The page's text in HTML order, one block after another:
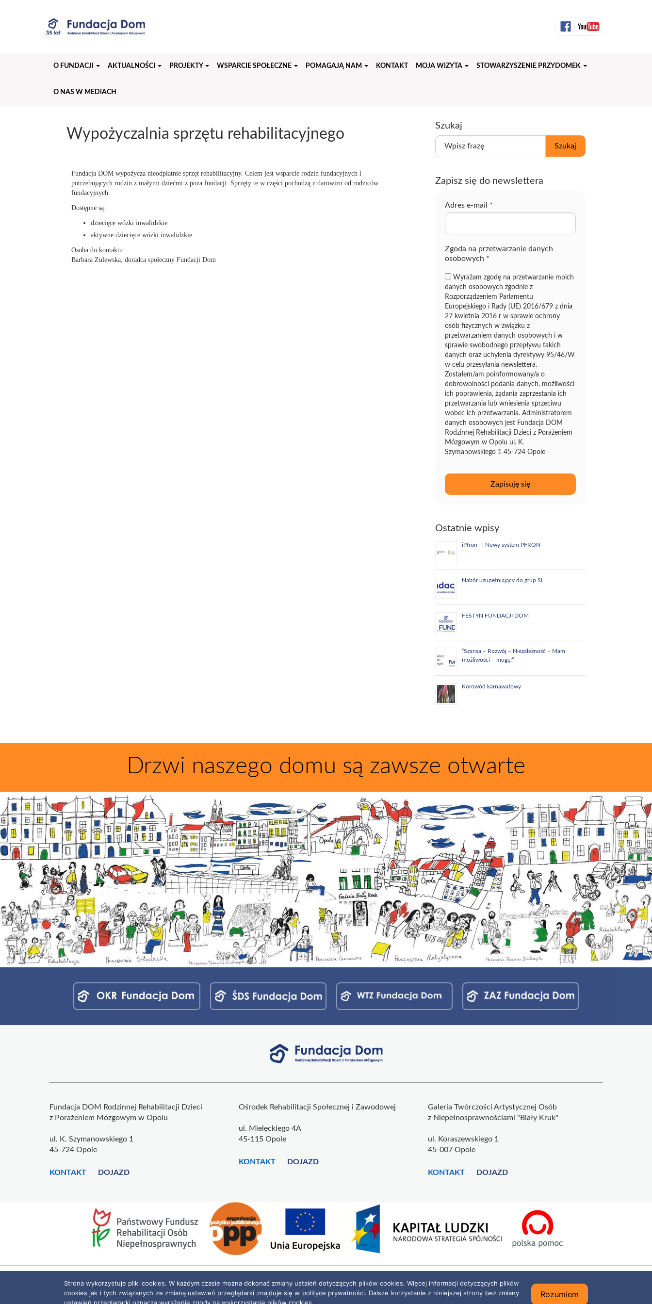
O FUNDACJI AKTUALNOŚCI PROJEKTY WSPARCIE SPOŁECZNE POMAGAJĄ NAM KONTAKT MOJA WIZYTA STOWARZYSZENIE PRZYDOMEK
O NAS W MEDIACH
Wypożyczalnia sprzętu rehabilitacyjnego
Fundacja DOM wypożycza nieodpłatnie sprzęt rehabilitacyjny. Celem jest wsparcie rodzin fundacyjnych i
potrzebujących rodzin z małymi dziećmi z poza fundacji. Sprzęty te w części pochodzą z darowizn od rodziców
fundacyjnych.
Dostępne są:
dziecięce wózki inwalidzkie
aktywne dziecięce wózki inwalidzkie.
Osoba do kontaktu:
Barbara Zulewska, doradca społeczny Fundacji Dom
Szukaj
W
z
Szukaj
Zapisz się do newslettera
Adres e-mail *
Zgoda na przetwarzanie danych
osobowych *
Wyrażam zgodę na przetwarzanie moich
danych osobowych zgodnie z
Rozporządzeniem Parlamentu
Europejskiego i Rady (UE) 2016/679 z dnia
27 kwietnia 2016 r w sprawie ochrony
osób fizycznych w związku z
przetwarzaniem danych osobowych i w
sprawie swobodnego przepływu takich
danych oraz uchylenia dyrektywy 95/46/W
w celu przesyłania newslettera.
Zostałem/am poinformowany/a o
dobrowolności podania danych, możliwości
ich poprawienia, żądania zaprzestania ich
przetwarzania lub wniesienia sprzeciwu
wobec ich przetwarzania. Administratorem
danych osobowych jest Fundacja DOM
Rodzinnej Rehabilitacji Dzieci z Porażeniem
Mózgowym w Opolu ul. K.
Szymanowskiego 1 45-724 Opole
Ostatnie wpisy
iPfron+ | Nowy system PFRON
Nabór uzupełniający do grup SI
FESTYN FUNDACJI DOM
“Szansa – Rozwój – Niezależność – Mam
możliwości – mogę!”
Korowód karnawałowy
Drzwi naszego domu są zawsze otwarte
Fundacja DOM Rodzinnej Rehabilitacji Dzieci
z Porażeniem Mózgowym w Opolu
ul. K. Szymanowskiego 1
45-724 Opole
KONTAKT DOJAZD
Ośrodek Rehabilitacji Społecznej i Zawodowej
ul. Mielęckiego 4A
45-115 Opole
KONTAKT DOJAZD
Galeria Twórczości Artystycznej Osób
z Niepełnosprawnościami "Biały Kruk"
ul. Koraszewskiego 1
45-007 Opole
KONTAKT DOJAZD
Polityka prywatności|Deklaracja dostępności
Projekt i realizacja:
Strona wykorzystuje pliki cookies. W każdym czasie można dokonać zmiany ustaleń dotyczących plików cookies. Więcej informacji dotyczących plików
cookies jak i tych związanych ze zmianą ustawień przeglądarki znajduje się w polityce prywatności. Dalsze korzystanie z niniejszej strony bez zmiany
Rozumiem